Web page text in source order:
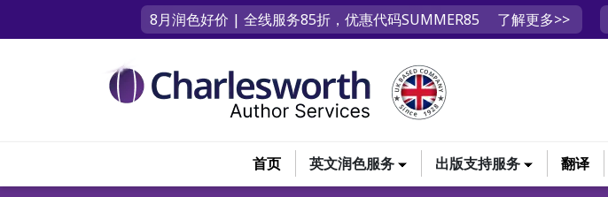
8月润色好价 | 全线服务85折，优惠代码SUMMER85 了解更多>>
首页 英文润色服务 出版支持服务 翻译